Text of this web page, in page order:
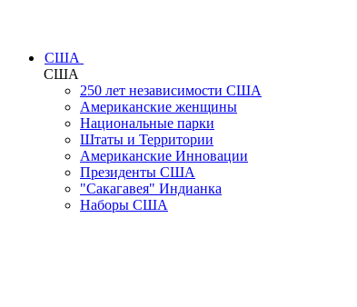
США
США
250 лет независимости США
Американские женщины
Национальные парки
Штаты и Территории
Американские Инновации
Президенты США
"Сакагавея" Индианка
Наборы США